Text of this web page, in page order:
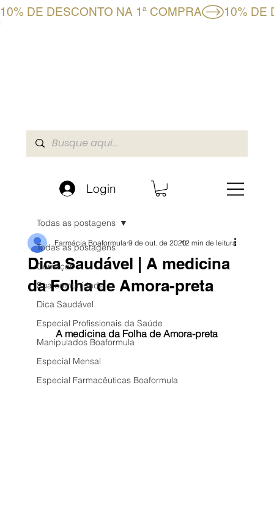
10% DE DESCONTO NA 1ª COMPRA
Login
Todas as postagens
Começar
Sua comunidade
Dica Saudável
Especial Profissionais da Saúde
Manipulados Boaformula
Especial Mensal
Especial Farmacêuticas Boaformula
Todas as postagens
Dica Saudável | A medicina
da Folha de Amora-preta
Farmácia Boaformula 9 de out. de 202012 min de leitura
A medicina da Folha de Amora-preta